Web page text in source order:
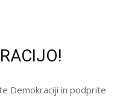
Demokraciji in podprite